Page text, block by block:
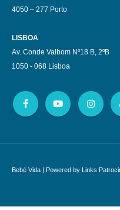
4050 – 277 Porto
LISBOA
Av. Conde Valbom Nº18 B, 2ºB
1050 - 068 Lisboa
Bebé Vida | Powered by Links